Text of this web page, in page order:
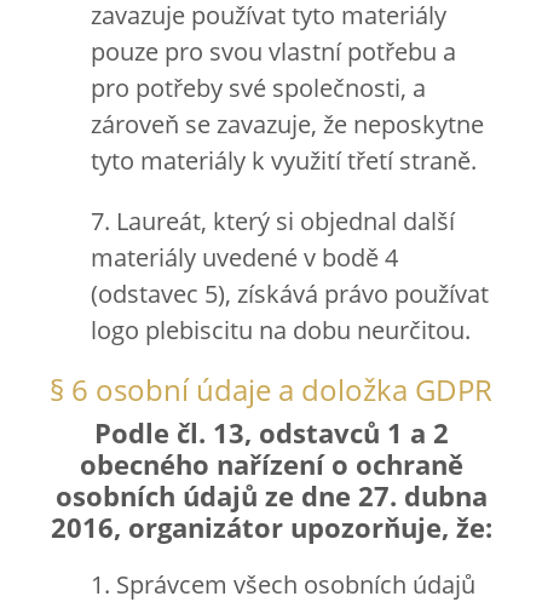
zavazuje používat tyto materiály
pouze pro svou vlastní potřebu a
pro potřeby své společnosti, a
zároveň se zavazuje, že neposkytne
tyto materiály k využití třetí straně.
7. Laureát, který si objednal další
materiály uvedené v bodě 4
(odstavec 5), získává právo používat
logo plebiscitu na dobu neurčitou.
§ 6 osobní údaje a doložka GDPR
Podle čl. 13, odstavců 1 a 2
obecného nařízení o ochraně
osobních údajů ze dne 27. dubna
2016, organizátor upozorňuje, že:
1. Správcem všech osobních údajů